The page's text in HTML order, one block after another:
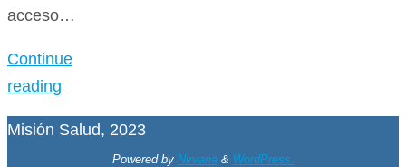
acceso…
Continue
reading
Misión Salud, 2023
Powered by Nirvana& WordPress.